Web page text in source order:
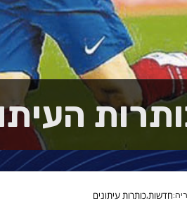
העיתונים:
חדשות,כותרות עיתונים